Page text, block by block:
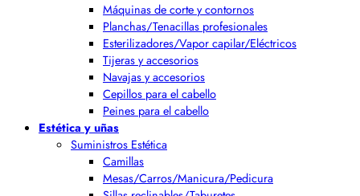
Máquinas de corte y contornos
Planchas/Tenacillas profesionales
Esterilizadores/Vapor capilar/Eléctricos
Tijeras y accesorios
Navajas y accesorios
Cepillos para el cabello
Peines para el cabello
Estética y uñas
Suministros Estética
Camillas
Mesas/Carros/Manicura/Pedicura